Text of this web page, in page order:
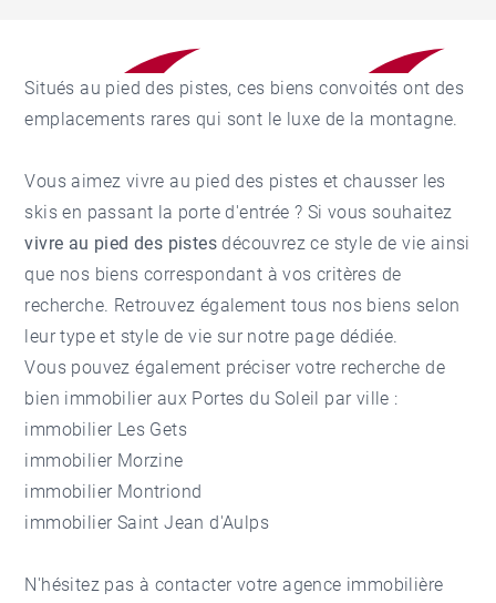
Situés au pied des pistes, ces biens convoités ont des
emplacements rares qui sont le luxe de la montagne.
Vous aimez vivre au pied des pistes et chausser les
skis en passant la porte d'entrée ? Si vous souhaitez
vivre au pied des pistes découvrez ce style de vie ainsi
que nos biens correspondant à vos critères de
recherche. Retrouvez également tous nos biens selon
leur type et style de vie sur notre page dédiée.
Vous pouvez également préciser votre recherche de
bien immobilier aux Portes du Soleil par ville :
immobilier Les Gets
immobilier Morzine
immobilier Montriond
immobilier Saint Jean d'Aulps
N'hésitez pas à contacter votreagence immobilière